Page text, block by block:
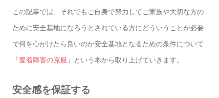
この記事では、それでもご自身で努力してご家族や大切な方の
ために安全基地になろうとされている方にどういうことが必要
で何を心がけたら良いのか安全基地となるための条件について
「 愛着障害の克服 」という本から取り上げていきます。
安全感を保証する